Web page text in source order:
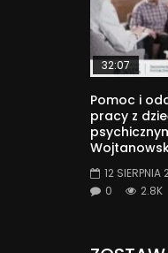
32:07
Pomoc i
pracy z
12 SIERPNIA
0
2.8K